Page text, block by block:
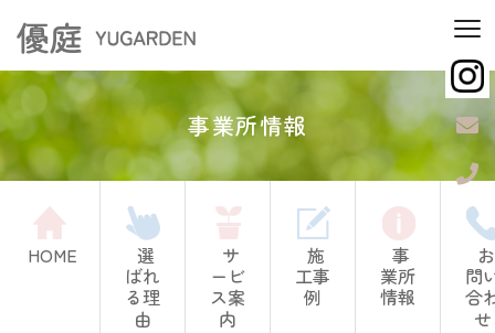
事業所情報
HOME 選
ばれ
る理
由
サ
ービ
ス案
内
施
工事
例
事
業所
情報
お
問
合
せ